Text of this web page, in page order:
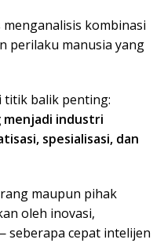
kombinasi
perilaku manusia yang
titik balik penting:
industri
spesialisasi, dan
maupun pihak
oleh inovasi,
seberapa cepat intelijen